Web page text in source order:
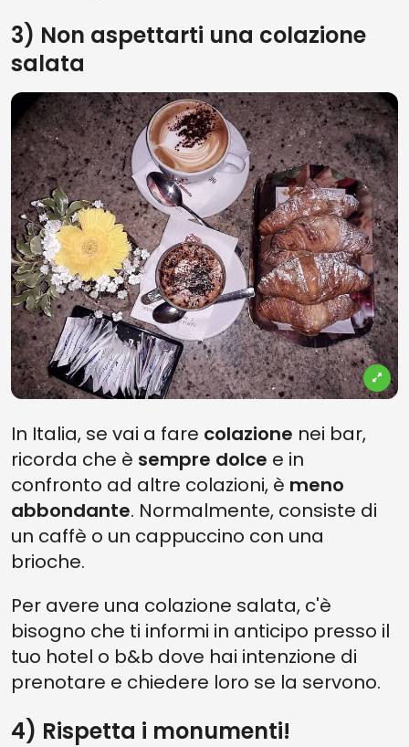
3) Non aspettarti una colazione
salata
In Italia, se vai a fare colazione nei bar,
ricorda che è sempre dolce e in
confronto ad altre colazioni, è meno
abbondante. Normalmente, consiste di
un caffè o un cappuccino con una
brioche.
Per avere una colazione salata, c'è
bisogno che ti informi in anticipo presso il
tuo hotel o b&b dove hai intenzione di
prenotare e chiedere loro se la servono.
4) Rispetta i monumenti!